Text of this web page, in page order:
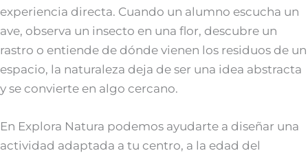
experiencia directa. Cuando un alumno escucha un
ave, observa un insecto en una flor, descubre un
rastro o entiende de dónde vienen los residuos de un
espacio, la naturaleza deja de ser una idea abstracta
y se convierte en algo cercano.
En Explora Natura podemos ayudarte a diseñar una
actividad adaptada a tu centro, a la edad del